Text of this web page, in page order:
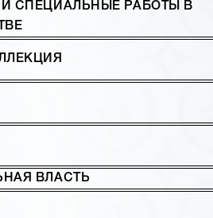
СПЕЦИАЛЬНЫЕ РАБОТЫ В
ВЛАСТЬ